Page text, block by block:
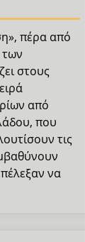
πέρα από
των
στους
από
που
τις
να